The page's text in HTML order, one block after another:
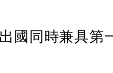
國同時兼具第